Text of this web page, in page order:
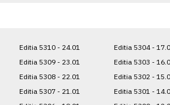
Editia 5310 - 24.01
Editia 5309 - 23.01
Editia 5308 - 22.01
Editia 5307 - 21.01
Editia 5304 -
Editia 5303 -
Editia 5302 -
Editia 5301 -